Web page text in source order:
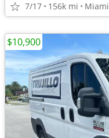
7/17 156k mi Miami
$10,900